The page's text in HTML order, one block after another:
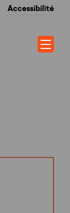
Accessibilité